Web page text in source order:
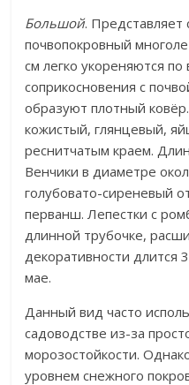
Большой.
почвопокровный
см легко укореняются
соприкосновения с
образуют плотный
кожистый, глянцевый,
реснитчатым краем.
Венчики в диаметре
голубовато-сиреневый
перванш. Лепестки с
длинной трубочке,
декоративности длится
мае.
Данный вид часто
садоводстве из-за
морозостойкости.
уровнем снежного